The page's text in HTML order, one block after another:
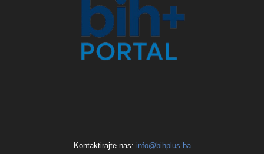
Kontaktirajte nas: info@bihplus.ba